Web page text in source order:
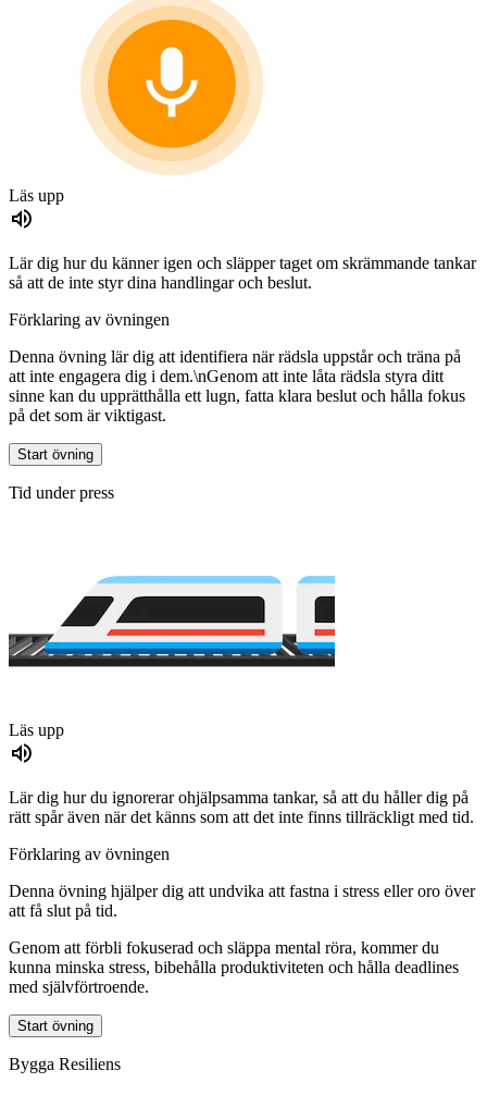
Läs upp
Lär dig hur du känner igen och släpper taget om skrämmande tankar
så att de inte styr dina handlingar och beslut.
Förklaring av övningen
Denna övning lär dig att identifiera när rädsla uppstår och träna på
att inte engagera dig i dem.\nGenom att inte låta rädsla styra ditt
sinne kan du upprätthålla ett lugn, fatta klara beslut och hålla fokus
på det som är viktigast.
Start övning
Tid under press
Läs upp
Lär dig hur du ignorerar ohjälpsamma tankar, så att du håller dig på
rätt spår även när det känns som att det inte finns tillräckligt med tid.
Förklaring av övningen
Denna övning hjälper dig att undvika att fastna i stress eller oro över
att få slut på tid.
Genom att förbli fokuserad och släppa mental röra, kommer du
kunna minska stress, bibehålla produktiviteten och hålla deadlines
med självförtroende.
Start övning
Bygga Resiliens